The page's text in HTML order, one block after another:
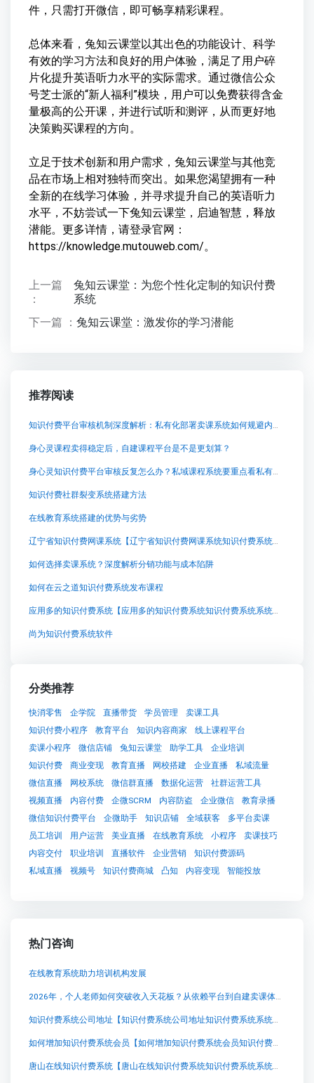
件，只需打开微信，即可畅享精彩课程。
总体来看，兔知云课堂以其出色的功能设计、科学
有效的学习方法和良好的用户体验，满足了用户碎
片化提升英语听力水平的实际需求。通过微信公众
号芝士派的“新人福利”模块，用户可以免费获得含金
量极高的公开课，并进行试听和测评，从而更好地
决策购买课程的方向。
立足于技术创新和用户需求，兔知云课堂与其他竞
品在市场上相对独特而突出。如果您渴望拥有一种
全新的在线学习体验，并寻求提升自己的英语听力
水平，不妨尝试一下兔知云课堂，启迪智慧，释放
潜能。更多详情，请登录官网：
https://knowledge.mutouweb.com/。
上一篇
：
兔知云课堂：为您个性化定制的知识付费
系统
下一篇 ： 兔知云课堂：激发你的学习潜能
推荐阅读
知识付费平台审核机制深度解析：私有化部署卖课系统如何规避内容风险
身心灵课程卖得稳定后，自建课程平台是不是更划算？
身心灵知识付费平台审核反复怎么办？私域课程系统要重点看私有化部署
知识付费社群裂变系统搭建方法
在线教育系统搭建的优势与劣势
辽宁省知识付费网课系统【辽宁省知识付费网课系统知识付费系统系统怎么制作，知识付费系统搭建使用教程】
如何选择卖课系统？深度解析分销功能与成本陷阱
如何在云之道知识付费系统发布课程
应用多的知识付费系统【应用多的知识付费系统知识付费系统系统怎么制作，知识付费系统搭建使用教程】
尚为知识付费系统软件
分类推荐
快消零售 企学院 直播带货 学员管理
卖课工具
知识付费小程序
教育平台 知识内容商家
线上课程平台
卖课小程序
微信店铺 兔知云课堂 助学工具
企业培训
知识付费
商业变现 教育直播 网校搭建 企业直播
私域流量
微信直播
网校系统 微信群直播 数据化运营
社群运营工具
视频直播
内容付费 企微SCRM 内容防盗 企业微信
教育录播
微信知识付费平台
企微助手 知识店铺 全域获客
多平台卖课
员工培训
用户运营 美业直播 在线教育系统 小程序
卖课技巧
内容交付
职业培训 直播软件 企业营销
知识付费源码
私域直播
视频号 知识付费商城 凸知 内容变现 智能投放
热门咨询
在线教育系统助力培训机构发展
2026年，个人老师如何突破收入天花板？从依赖平台到自建卖课体系的路径思考
知识付费系统公司地址【知识付费系统公司地址知识付费系统系统怎么制作，知识付费系统搭建使用教程】
如何增加知识付费系统会员【如何增加知识付费系统会员知识付费系统系统怎么制作，知识付费系统搭建使用教程】
唐山在线知识付费系统【唐山在线知识付费系统知识付费系统系统怎么制作，知识付费系统搭建使用教程】